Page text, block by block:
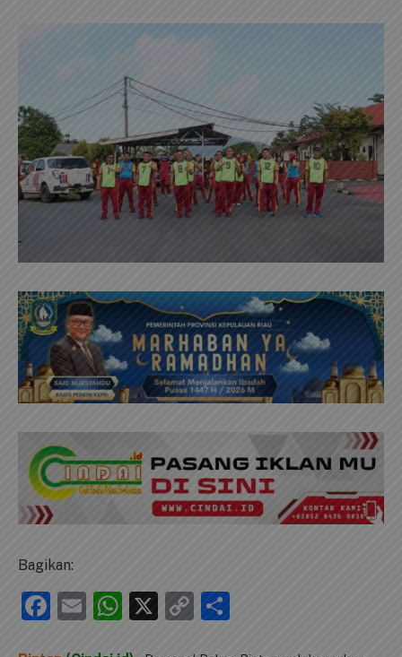
Bagikan:
Facebook
EmailWhatsApp
X
Copy